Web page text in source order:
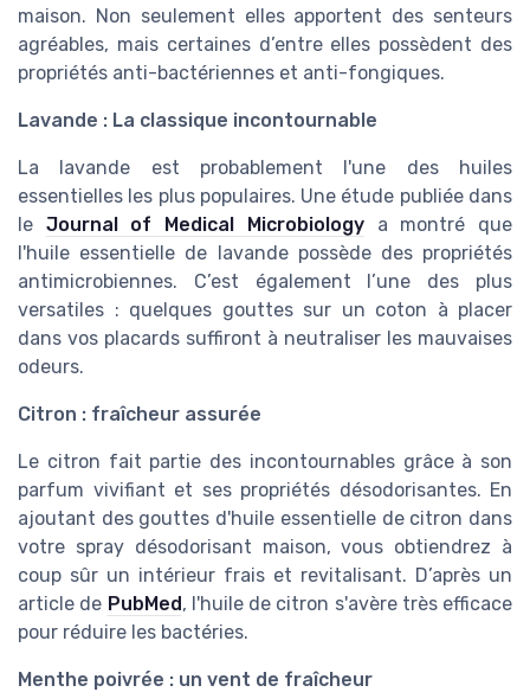
maison. Non seulement elles apportent des senteurs
agréables, mais certaines d’entre elles possèdent des
propriétés anti-bactériennes et anti-fongiques.
Lavande : La classique incontournable
La lavande est probablement l'une des huiles
essentielles les plus populaires. Une étude publiée dans
le Journal of Medical Microbiologya montré que
l'huile essentielle de lavande possède des propriétés
antimicrobiennes. C’est également l’une des plus
versatiles : quelques gouttes sur un coton à placer
dans vos placards suffiront à neutraliser les mauvaises
odeurs.
Citron : fraîcheur assurée
Le citron fait partie des incontournables grâce à son
parfum vivifiant et ses propriétés désodorisantes. En
ajoutant des gouttes d'huile essentielle de citron dans
votre spray désodorisant maison, vous obtiendrez à
coup sûr un intérieur frais et revitalisant. D’après un
article de PubMed, l'huile de citron s'avère très efficace
pour réduire les bactéries.
Menthe poivrée : un vent de fraîcheur